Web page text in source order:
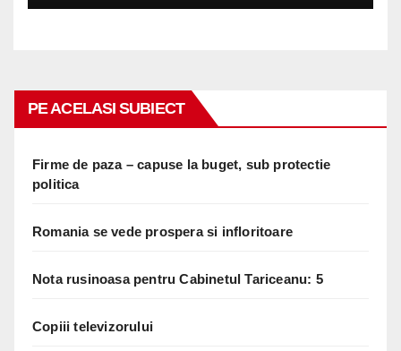
PE ACELASI SUBIECT
Firme de paza – capuse la buget, sub protectie
politica
Romania se vede prospera si infloritoare
Nota rusinoasa pentru Cabinetul Tariceanu: 5
Copiii televizorului